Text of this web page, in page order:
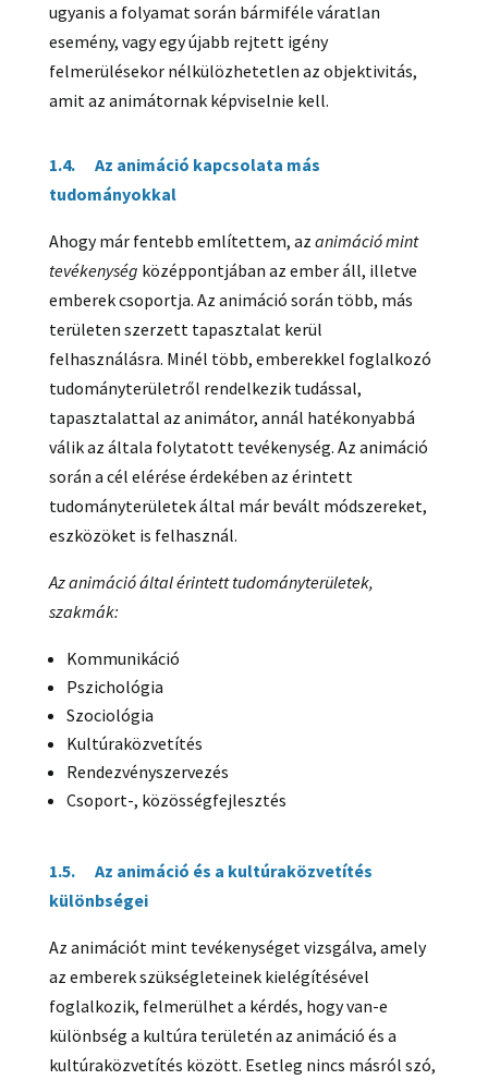
ugyanis a folyamat során bármiféle váratlan
esemény, vagy egy újabb rejtett igény
felmerülésekor nélkülözhetetlen az objektivitás,
amit az animátornak képviselnie kell.
1.4. Az animáció kapcsolata más
tudományokkal
Ahogy már fentebb említettem, az animáció mint
tevékenység középpontjában az ember áll, illetve
emberek csoportja. Az animáció során több, más
területen szerzett tapasztalat kerül
felhasználásra. Minél több, emberekkel foglalkozó
tudományterületről rendelkezik tudással,
tapasztalattal az animátor, annál hatékonyabbá
válik az általa folytatott tevékenység. Az animáció
során a cél elérése érdekében az érintett
tudományterületek által már bevált módszereket,
eszközöket is felhasznál.
Az animáció által érintett tudományterületek,
szakmák:
Kommunikáció
Pszichológia
Szociológia
Kultúraközvetítés
Rendezvényszervezés
Csoport-, közösségfejlesztés
1.5. Az animáció és a kultúraközvetítés
különbségei
Az animációt mint tevékenységet vizsgálva, amely
az emberek szükségleteinek kielégítésével
foglalkozik, felmerülhet a kérdés, hogy van-e
különbség a kultúra területén az animáció és a
kultúraközvetítés között. Esetleg nincs másról szó,